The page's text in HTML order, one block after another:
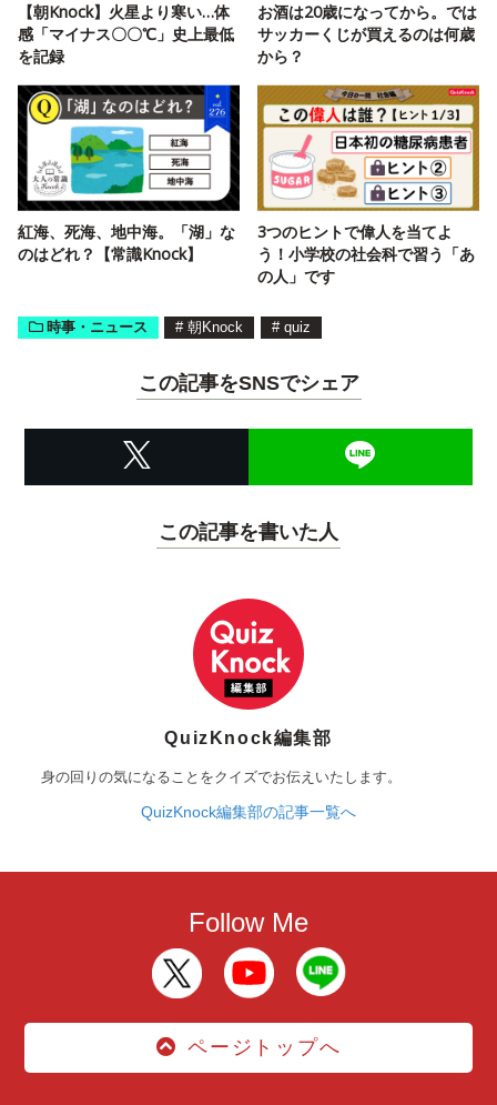
【朝Knock】火星より寒い…体
感「マイナス〇〇℃」史上最低
を記録
お酒は20歳になってから。では
サッカーくじが買えるのは何歳
から？
紅海、死海、地中海。「湖」な
のはどれ？【常識Knock】
3つのヒントで偉人を当てよ
う！小学校の社会科で習う「あ
の人」です
時事・ニュース # 朝Knock # quiz
この記事をSNSでシェア
この記事を書いた人
QuizKnock編集部
身の回りの気になることをクイズでお伝えいたします。
QuizKnock編集部の記事一覧へ
Follow Me
ページトップへ